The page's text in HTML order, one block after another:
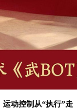
运动控制从“执行”走